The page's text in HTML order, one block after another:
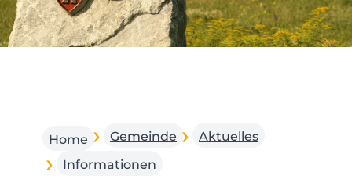
Home Gemeinde
Aktuelles
Informationen